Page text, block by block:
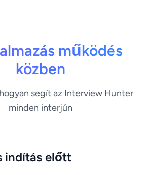
működés
közben
segít az Interview Hunter
minden interjún
indítás előtt